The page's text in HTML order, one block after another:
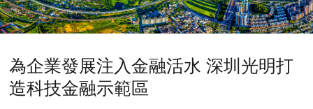
為企業發展注入金融活水 深圳光明打
造科技金融示範區